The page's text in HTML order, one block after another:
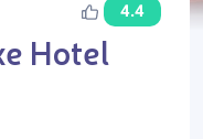
4.4
Hotel